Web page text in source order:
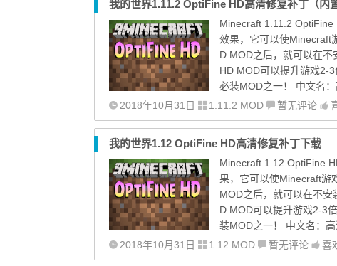
我的世界1.11.2 OptiFine HD高清修复补丁（内
Minecraft 1.11.2
效果，它可以使Minecraft
D MOD之后，就可以在
HD MOD可以提升游戏2-
必装MOD之一！ 中文名
2018年10月31日
1.11.2 MOD 暂无评论
我的世界1.12 OptiFine HD高清修复补丁下载
Minecraft 1.12 OptiFine
果，它可以使Minecraft游
MOD之后，就可以在不
D MOD可以提升游戏2-3
装MOD之一！ 中文名：
2018年10月31日
1.12 MOD 暂无评论 喜